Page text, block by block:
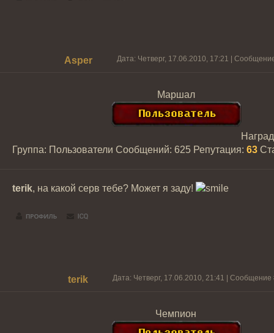
Asper Дата: Четверг, 17.06.2010, 17:21 |
Маршал
Группа: Пользователи Сообщений: 625 Репутация: 63
terik, на какой серв тебе? Может я заду!
terik Дата: Четверг, 17.06.2010, 21:41 |
Чемпион